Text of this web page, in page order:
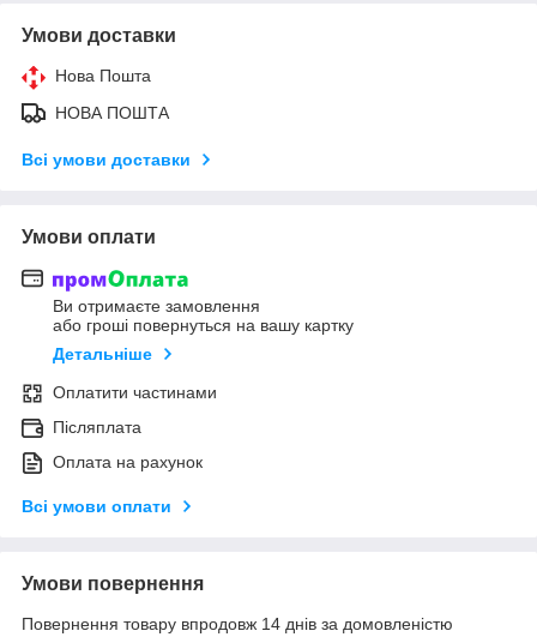
Умови доставки
Нова Пошта
НОВА ПОШТА
Всі умови доставки
Умови оплати
Ви отримаєте замовлення
або гроші повернуться на вашу картку
Детальніше
Оплатити частинами
Післяплата
Оплата на рахунок
Всі умови оплати
Умови повернення
Повернення товару впродовж 14 днів за домовленістю